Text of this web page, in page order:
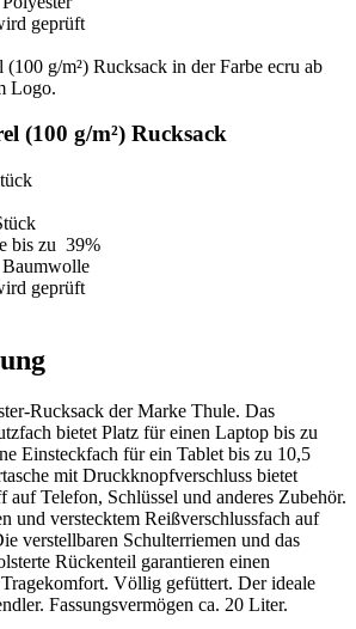
geprüft
(100 g/m²) Rucksack
bis zu 39%
geprüft
Rucksack der Marke Thule. Das
bietet Platz für einen Laptop bis zu
Einsteckfach für ein Tablet bis zu 10,5
mit Druckknopfverschluss bietet
auf Telefon, Schlüssel und anderes Zubehör.
und verstecktem Reißverschlussfach auf
verstellbaren Schulterriemen und das
Rückenteil garantieren einen
Völlig gefüttert. Der ideale
Fassungsvermögen ca. 20 Liter.